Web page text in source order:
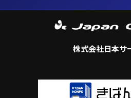
株式会社日本サ